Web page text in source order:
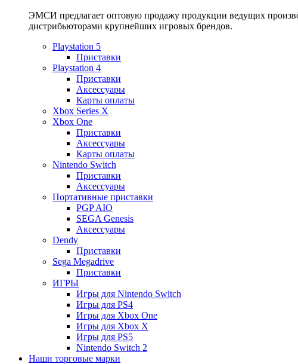
ЭМСИ предлагает оптовую продажу продукции ведущих
дистрибьюторами крупнейших игровых брендов.
Playstation 5
Приставки
Playstation 4
Приставки
Аксессуары
Карты оплаты
Xbox Series X
Xbox One
Приставки
Аксессуары
Карты оплаты
Nintendo Switch
Приставки
Аксессуары
Портативные приставки
PGP AIO
SEGA Genesis
Аксессуары
Dendy
Приставки
Sega Megadrive
Приставки
ИГРЫ
Игры для Nintendo Switch
Игры для PS4
Игры для Xbox One
Игры для Xbox X
Игры для PS5
Nintendo Switch 2
Наши торговые марки